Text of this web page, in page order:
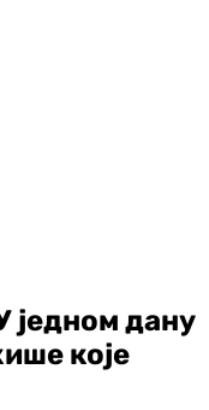
једном дану
које